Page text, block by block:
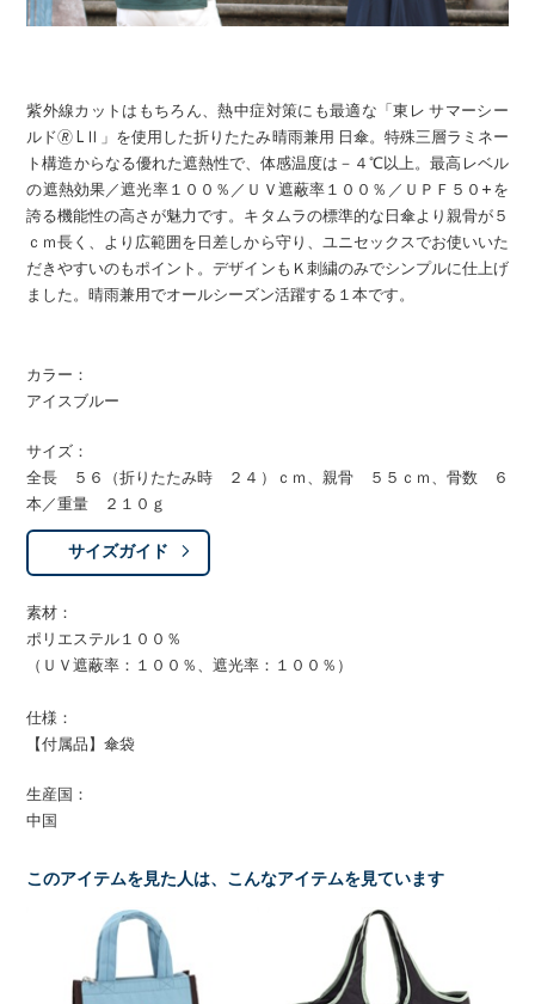
紫外線カットはもちろん、熱中症対策にも最適な「東レ サマーシー
ルド🄬 LⅡ」を使用した折りたたみ晴雨兼用 日傘。特殊三層ラミネー
ト構造からなる優れた遮熱性で、体感温度は－４℃以上。最高レベル
の遮熱効果／遮光率１００％／ＵＶ遮蔽率１００％／ＵＰＦ５０+を
誇る機能性の高さが魅力です。キタムラの標準的な日傘より親骨が５
ｃｍ長く、より広範囲を日差しから守り、ユニセックスでお使いいた
だきやすいのもポイント。デザインもＫ刺繍のみでシンプルに仕上げ
ました。晴雨兼用でオールシーズン活躍する１本です。
カラー：
アイスブルー
サイズ：
全長 ５６（折りたたみ時 ２４）ｃｍ、親骨 ５５ｃｍ、骨数 ６
本／重量 ２１０ｇ
サイズガイド
素材：
ポリエステル１００％
（ＵＶ遮蔽率：１００％、遮光率：１００％）
仕様：
【付属品】傘袋
生産国：
中国
このアイテムを見た人は、こんなアイテムを見ています